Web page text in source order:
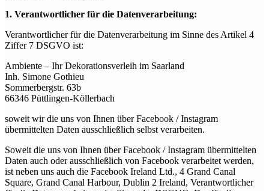
1. Verantwortlicher für die Datenverarbeitung:
Verantwortlicher für die Datenverarbeitung im Sinne des Artikel 4
Ziffer 7 DSGVO ist:
Ambiente – Ihr Dekorationsverleih im Saarland
Inh. Simone Gothieu
Sommerbergstr. 63b
66346 Püttlingen-Köllerbach
soweit wir die uns von Ihnen über Facebook / Instagram
übermittelten Daten ausschließlich selbst verarbeiten.
Soweit die uns von Ihnen über Facebook / Instagram übermittelten
Daten auch oder ausschließlich von Facebook verarbeitet werden,
ist neben uns auch die Facebook Ireland Ltd., 4 Grand Canal
Square, Grand Canal Harbour, Dublin 2 Ireland, Verantwortlicher